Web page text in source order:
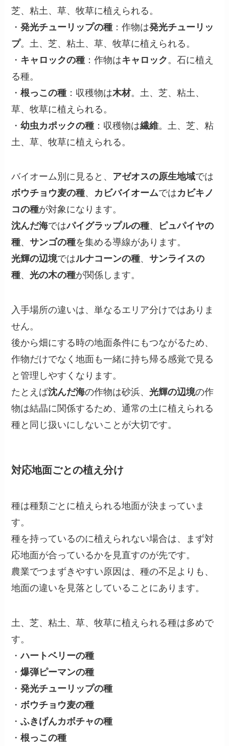
芝、粘土、草、牧草に植えられる。
・発光チューリップの種 ：作物は発光チューリッ
プ。土、芝、粘土、草、牧草に植えられる。
・ キャロックの種 ：作物はキャロック 。石に植え
る種。
・根っこの種 ：収穫物は木材。土、芝、粘土、
草、牧草に植えられる。
・幼虫カポックの種 ：収穫物は繊維。土、芝、粘
土、草、牧草に植えられる。
バイオーム別に見ると、 アゼオスの原生地域では
ボウチョウ麦の種、 カビバイオームではカビキノ
コの種が対象になります。
沈んだ海ではパイグラップルの種、
ピュパイヤの
種、サンゴの種を集める導線があります。
光輝の辺境ではルナコーンの種、サンライスの
種、光の木の種が関係します。
入手場所の違いは、単なるエリア分けではありま
せん。
後から畑にする時の地面条件にもつながるため、
作物だけでなく地面も一緒に持ち帰る感覚で見る
と管理しやすくなります。
たとえば沈んだ海の作物は砂浜、光輝の辺境の作
物は結晶に関係するため、通常の土に植えられる
種と同じ扱いにしないことが大切です。
対応地面ごとの植え分け
種は種類ごとに植えられる地面が決まっていま
す。
種を持っているのに植えられない場合は、まず対
応地面が合っているかを見直すのが先です。
農業でつまずきやすい原因は、種の不足よりも、
地面の違いを見落としていることにあります。
土、芝、粘土、草、牧草に植えられる種は多めで
す。
・ハートベリーの種
・爆弾ピーマンの種
・発光チューリップの種
・ボウチョウ麦の種
・ふきげんカボチャの種
・根っこの種